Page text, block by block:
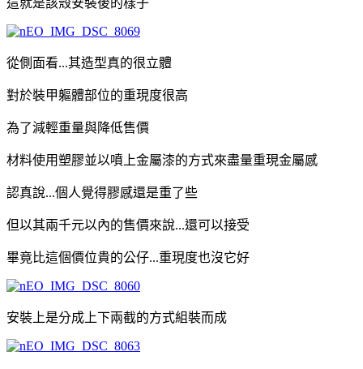
從側面看...其造型真的很立體
對於裝甲軀體部位的重現度很高
為了減輕重量與降低售價
材料使用塑膠並以噴上金屬漆的方式來盡量重現金屬感
認真說...個人覺得膠感還是重了些
但以其兩千元以內的售價來說...還可以接受
畢竟比這個價位貴的公仔...重現度也沒它好
安裝上是分成上下兩截的方式組裝而成